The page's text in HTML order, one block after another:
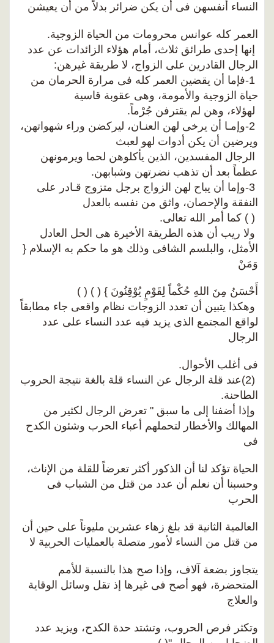
النساء أنفسهن فى أن يكن ضرائر بدلاً من أن يعيشن
العمر كله عوانس محرومات من الحياة الزوجية.
إنها إحدى طرائق ثلاث، أمام هؤلاء الزائدات عن عدد
الرجال القادرين على الزواج، لا طريقة غيرهن:
1-فإما أن يقضين العمر كله فى مرارة الحرمان من
حياة الزوجية والأمومة، وهى عقوبة قاسية
لهؤلاء، وهن لم يقترفن جُرْماً.
2-وإمـا أن يرخى لهن العنـان، ليركضن وراء شهواتهن،
ويرضين أن يكن أدوات لهو لعبث
الرجال المفسدين، الذين يأكلوهن لحما ويرمونهن
عظماً بعد أن تذهب نضرتهن وشبابهن.
3-وإما أن يباح لهن الزواج برجل متزوج قـادر على
النفقة والإحصان، واثق من نفسه بالعدل
( ) كما أمر الله تعالى.
ولا ريب أن هذه الطريقة الأخيرة هى الحل العادل
الأمثل، والبلسم الشافى وذلك هو ما حكم به الإسلام {
وَمَنْ
أَحْسَنُ مِنَ اللهِ حُكْماً لِقَوْمٍ يُوْقِنُونَ } ( ) ( )
وهكذا يتبين أن تعدد الزوجات نظام واقعى جاء مطابقاً
لواقع المجتمع الذى يزيد فيه عدد النساء على عدد
الرجال
فى أغلب الأحوال.
(2)عند قلة الرجال عن النساء قلة بالغة نتيجة الحروب
الطاحنة.
وإذا أضفنا إلى ما سبق " تعرض الرجال لكثير من
المهالك والأخطار لتحملهم أعباء الحرب وشئون الكدح
فى
الحياة تؤكد لنا أن الذكور أكثر تعرضاً للقلة من الإناث،
وحسبنا أن نعلم أن عدد من قتل من الشباب فى
الحرب
العالمية الثانية قد بلغ زهاء عشرين مليوناً على حين أن
من قتل من النساء لأمور متصلة بالعمليات الحربية لا
يتجاوز بضعة آلاف، وإذا صح هذا بالنسبة للأمم
المتحضرة، فهو أصح فى غيرها إذ تقل وسائل الوقاية
والعلاج
وتكثر فرص الحروب، وتشتد حدة الكدح، ويزيد عدد